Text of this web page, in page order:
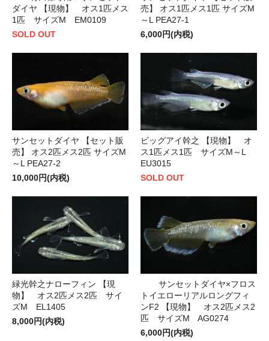
ダイヤ 【現物】 オス1匹メス
1匹 サイズM EM0109
SOLD OUT
売】 オス1匹メス1匹 サイズM
～L PEA27-1
6,000円(内税)
サンセットダイヤ 【セット販
売】 オス2匹メス2匹 サイズM
～L PEA27-2
10,000円(内税)
ビッグアイ幹之 【現物】 オ
ス1匹メス1匹 サイズM～L
EU3015
SOLD OUT
緑光幹之ナローフィン 【現
物】 オス2匹メス2匹 サイ
ズM EL1405
8,000円(内税)
サンセットダイヤ×フロス
トイエローリアルロングフィ
ンF2 【現物】 オス2匹メス2
匹 サイズM AG0274
6,000円(内税)